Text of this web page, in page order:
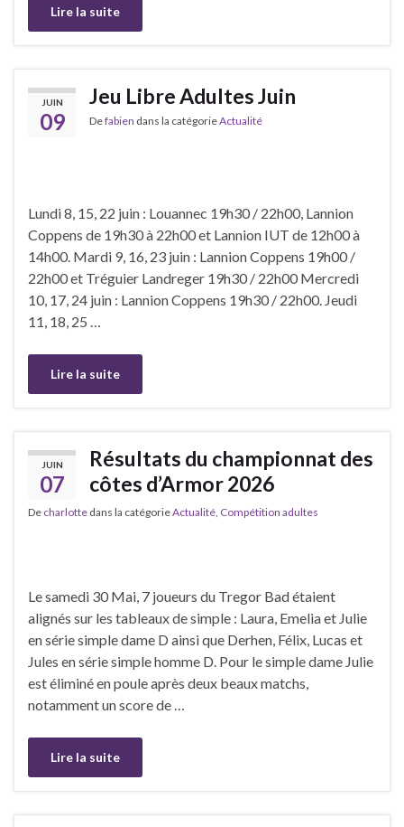
Lire la suite
JUIN
09
Jeu Libre Adultes Juin
Defabien dans la catégorieActualité
Lundi 8, 15, 22 juin : Louannec 19h30 / 22h00, Lannion
Coppens de 19h30 à 22h00 et Lannion IUT de 12h00 à
14h00. Mardi 9, 16, 23 juin : Lannion Coppens 19h00 /
22h00 et Tréguier Landreger 19h30 / 22h00 Mercredi
10, 17, 24 juin : Lannion Coppens 19h30 / 22h00. Jeudi
11, 18, 25 …
Lire la suite
JUIN
07
Résultats du championnat des
côtes d’Armor 2026
De charlotte dans la catégorieActualité Compétition adultes
Le samedi 30 Mai, 7 joueurs du Tregor Bad étaient
alignés sur les tableaux de simple : Laura, Emelia et Julie
en série simple dame D ainsi que Derhen, Félix, Lucas et
Jules en série simple homme D. Pour le simple dame Julie
est éliminé en poule après deux beaux matchs,
notamment un score de …
Lire la suite